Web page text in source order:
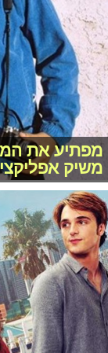
מפתיע את
משיק